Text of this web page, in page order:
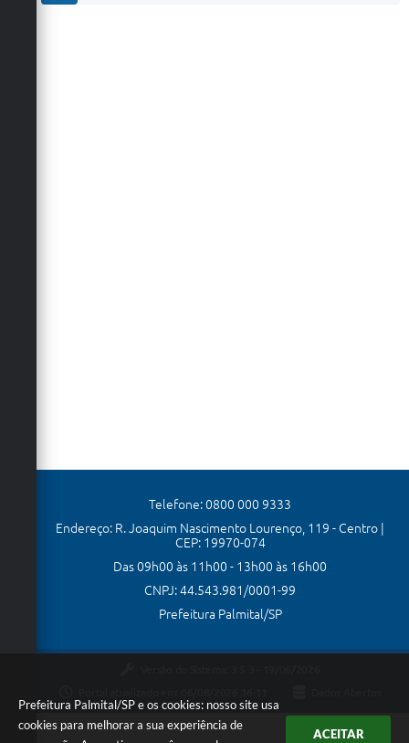
Prefeitura Palmital/SP e os cookies: nosso site usa
cookies para melhorar a sua experiência de
ACEITAR
Telefone: 0800 000 9333
Endereço: R. Joaquim Nascimento Lourenço, 119 - Centro |
CEP: 19970-074
Das 09h00 às 11h00 - 13h00 às 16h00
CNPJ: 44.543.981/0001-99
Prefeitura Palmital/SP